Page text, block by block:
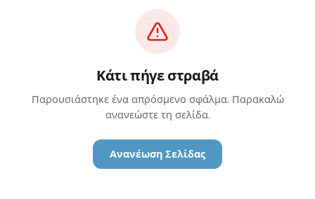
Κάτι πήγε στραβά
Παρουσιάστηκε ένα απρόσμενο σφάλμα. Παρακαλώ
ανανεώστε τη σελίδα.
Ανανέωση Σελίδας